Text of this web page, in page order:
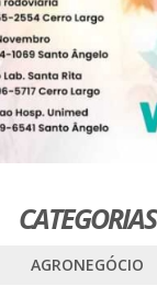
CATEGORIAS
AGRONEGÓCIO